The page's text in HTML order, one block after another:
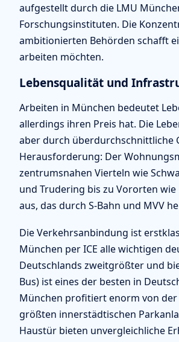
aufgestellt durch die LMU
Forschungsinstituten. Die
ambitionierten Behörden schafft
arbeiten möchten.
Lebensqualität und
Arbeiten in München bedeutet
allerdings ihren Preis hat. Die
aber durch überdurchschnittliche
Herausforderung: Der
zentrumsnahen Vierteln wie
und Trudering bis zu Vororten
aus, das durch S-Bahn und MVV
Die Verkehrsanbindung ist
München per ICE alle wichtigen
Deutschlands zweitgrößter und
Bus) ist eines der besten in
München profitiert enorm von der
größten innerstädtischen
Haustür bieten unvergleichliche